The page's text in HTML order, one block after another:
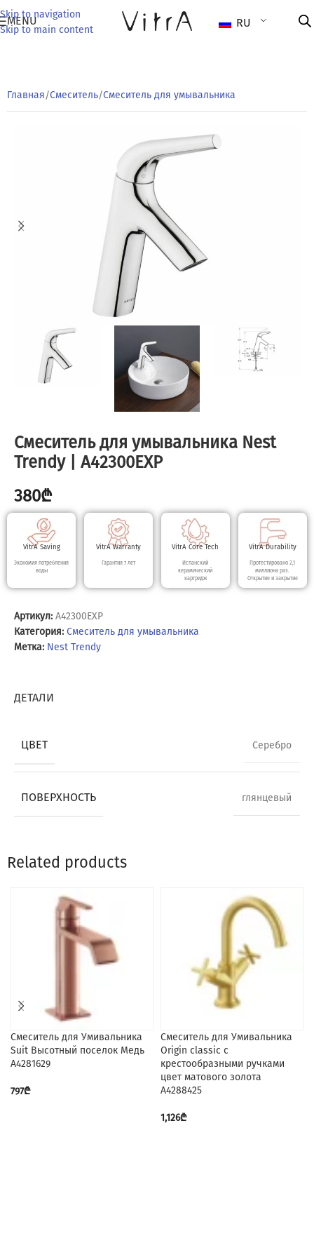
Skip to navigation
Skip to main content
MENU RU
Главная/Смеситель/Смеситель для умывальника
Смеситель для умывальника Nest
Trendy | A42300EXP
380₾
VitrA Saving
Экономия потребления
воды
VitrA Warranty
Гарантия 7 лет
VitrA Core Tech
Испанский
керамический
картридж
VitrA Durability
Протестировано 2,1
миллиона раз.
Открытие и закрытие
Артикул: A42300EXP
Категория: Смеситель для умывальника
Метка: Nest Trendy
ДЕТАЛИ
ЦВЕТ Серебро
ПОВЕРХНОСТЬ глянцевый
Related products
Смеситель для Умивальника
Suit Высотный поселок Медь
A4281629
797₾
Смеситель для Умивальника
Origin classic с
крестообразными ручками
цвет матового золота
A4288425
1,126₾